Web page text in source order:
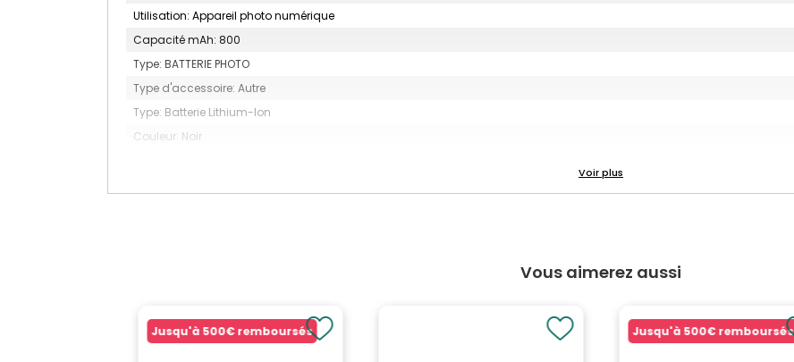
Utilisation: Appareil photo numérique
Capacité mAh: 800
Type: BATTERIE PHOTO
Type d'accessoire: Autre
Type: Batterie Lithium-Ion
Couleur: Noir
Vous aimerez aussi
Jusqu'à 500€ remboursés Jusqu'à 500€ remboursés